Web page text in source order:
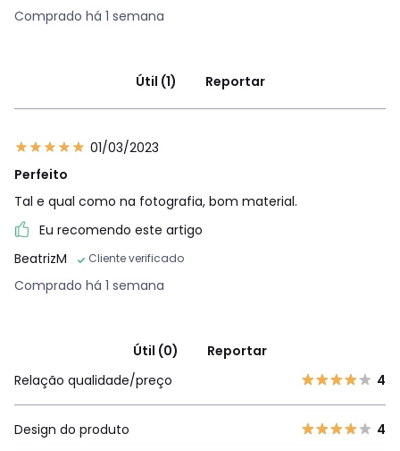
Comprado há 1 semana
Útil (1) Reportar
01/03/2023
Perfeito
Tal e qual como na fotografia, bom material.
Eu recomendo este artigo
BeatrizM
Cliente verificado
Comprado há 1 semana
Útil (0)
Reportar
Relação qualidade/preço
4
Design do produto 4